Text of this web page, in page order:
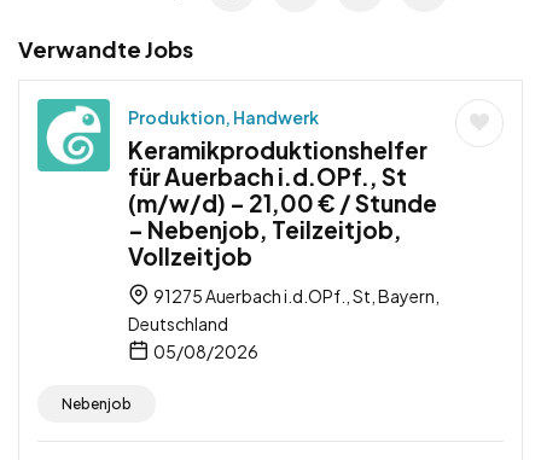
Verwandte Jobs
Produktion, Handwerk
Keramikproduktionshelfer
für Auerbach i.d.OPf., St
(m/w/d) – 21,00 € / Stunde
– Nebenjob, Teilzeitjob,
Vollzeitjob
91275 Auerbach i.d.OPf., St, Bayern,
Deutschland
05/08/2026
Nebenjob